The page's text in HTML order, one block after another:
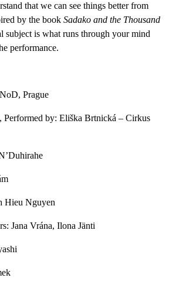
that we can see things better from
by the book Sadako and the Thousand
subject is what runs through your mind
performance.
Prague
Performed by: Eliška Brtnická – Cirkus
Hieu Nguyen
Jana Vrána, Ilona Jänti